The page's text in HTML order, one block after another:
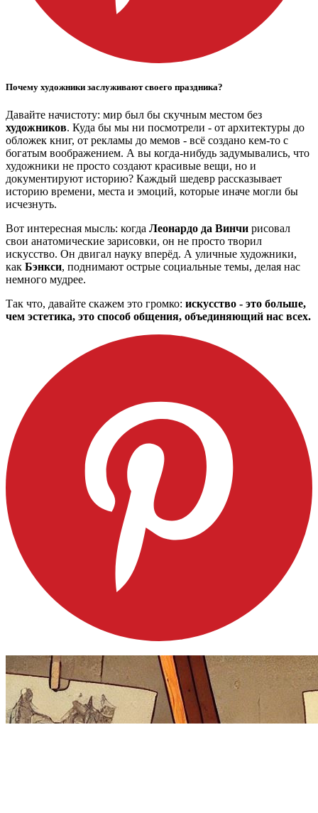
Почему художники заслуживают своего праздника?
Давайте начистоту: мир был бы скучным местом без
художников. Куда бы мы ни посмотрели - от архитектуры до
обложек книг, от рекламы до мемов - всё создано кем-то с
богатым воображением. А вы когда-нибудь задумывались, что
художники не просто создают красивые вещи, но и
документируют историю? Каждый шедевр рассказывает
историю времени, места и эмоций, которые иначе могли бы
исчезнуть.
Вот интересная мысль: когда Леонардо да Винчи рисовал
свои анатомические зарисовки, он не просто творил
искусство. Он двигал науку вперёд. А уличные художники,
как Бэнкси, поднимают острые социальные темы, делая нас
немного мудрее.
Так что, давайте скажем это громко: искусство - это больше,
чем эстетика, это способ общения, объединяющий нас всех.